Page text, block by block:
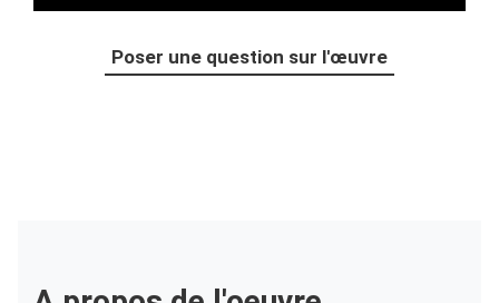
Poser une question sur l'œuvre